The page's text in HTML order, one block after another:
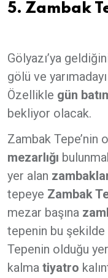
5. Zambak
Gölyazı’ya
gölü ve
Özellikle gün
bekliyor olacak.
Zambak Tepe’nin
mezarlığı
yer alan
tepeye Zambak
mezar başına
tepenin bu şekilde
Tepenin olduğu
kalma tiyatro